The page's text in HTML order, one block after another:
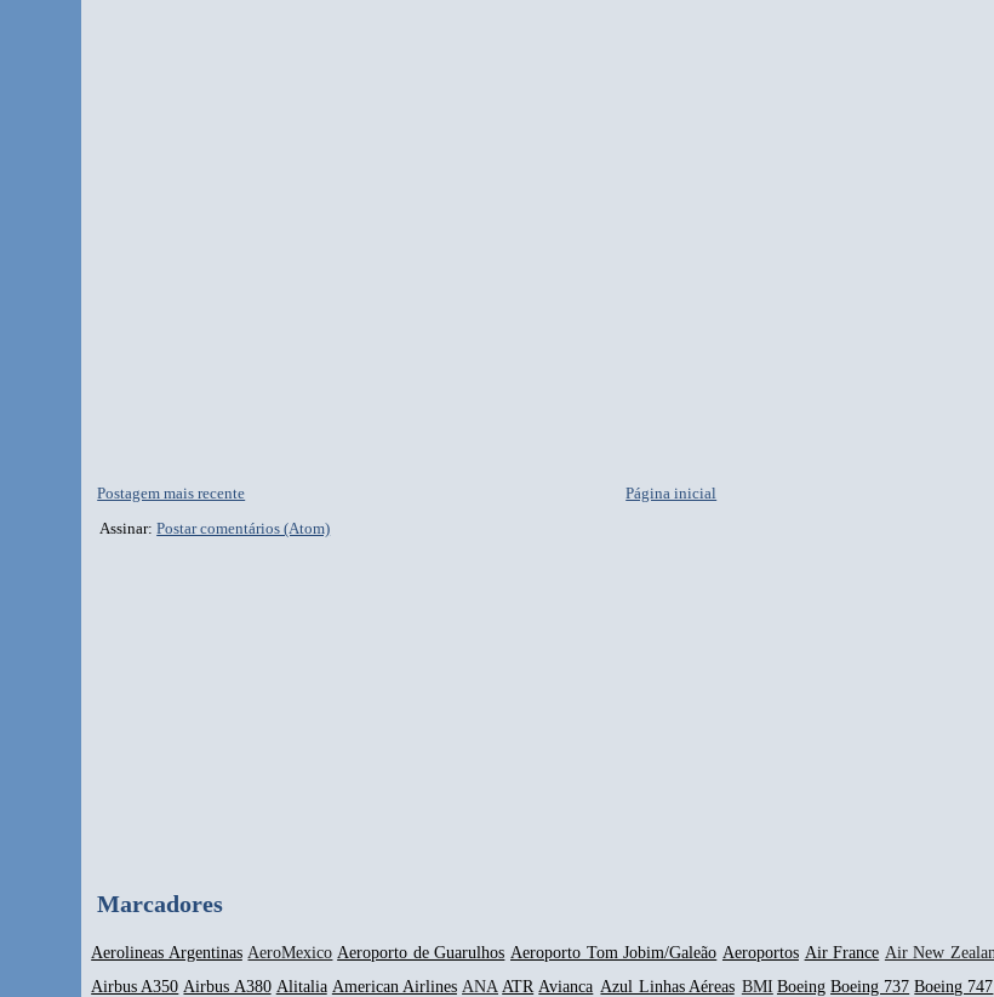
Postagem mais recente
Página inicial
Assinar:Postar comentários (Atom)
Marcadores
Aerolineas Argentinas AeroMexico Aeroporto de Guarulhos Aeroporto Tom Jobim/Galeão Aeroportos Air France Air New
Airbus A350 Airbus A380 Alitalia American Airlines ANA ATR Avianca Azul Linhas Aéreas BMI Boeing Boeing 737 Boeing 747